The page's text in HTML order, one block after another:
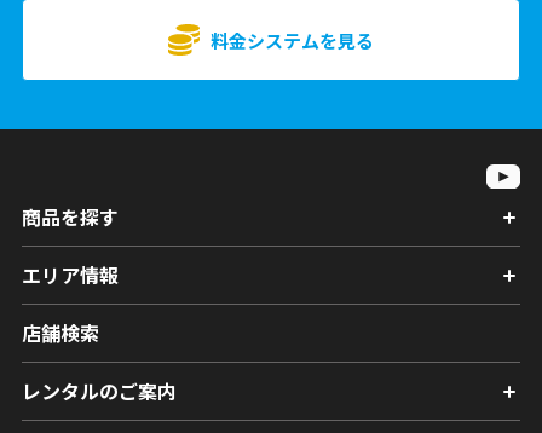
料金システムを見る
商品を探す
エリア情報
店舗検索
レンタルのご案内